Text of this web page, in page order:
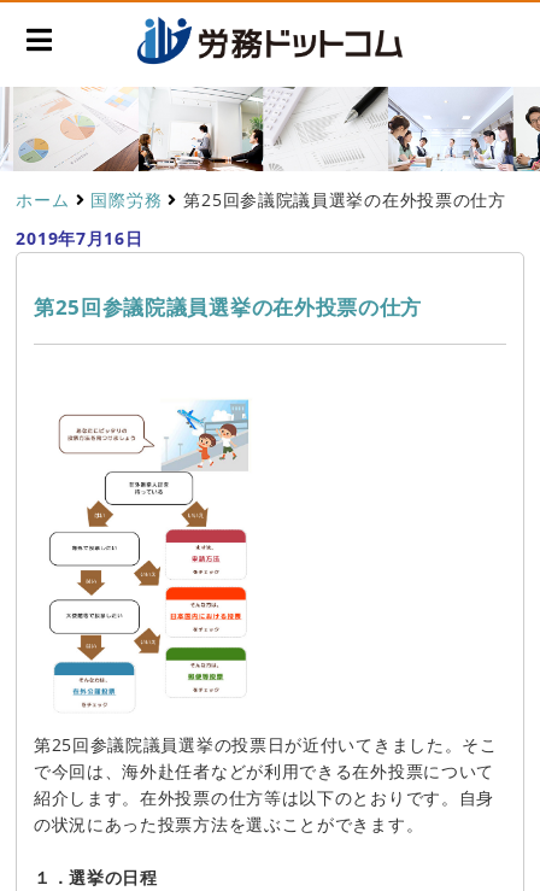
ホーム 国際労務
第25回参議院議員選挙の在外投票の仕方
2019年7月16日
第25回参議院議員選挙の在外投票の仕方
第25回参議院議員選挙の投票日が近付いてきました。そこ
で今回は、海外赴任者などが利用できる在外投票について
紹介します。在外投票の仕方等は以下のとおりです。自身
の状況にあった投票方法を選ぶことができます。
１．選挙の日程